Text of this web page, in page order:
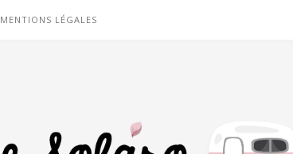
MENTIONS LÉGALES